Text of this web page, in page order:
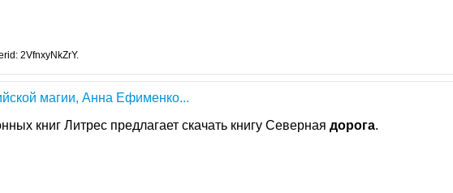
2VfnxyNkZrY.
магии, Анна Ефименко...
книг Литрес предлагает скачать книгу Северная дорога.